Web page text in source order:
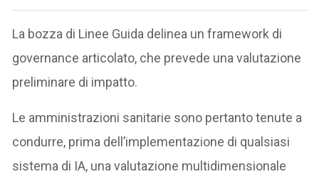
La bozza di Linee Guida delinea un framework di
governance articolato, che prevede una valutazione
preliminare di impatto.
Le amministrazioni sanitarie sono pertanto tenute a
condurre, prima dell’implementazione di qualsiasi
sistema di IA, una valutazione multidimensionale